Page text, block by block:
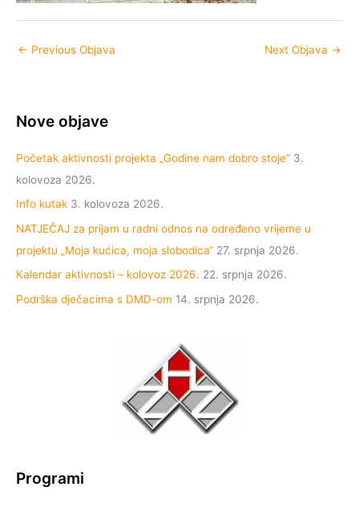
← Previous Objava Next Objava →
Nove objave
Početak aktivnosti projekta „Godine nam dobro stoje“ 3.
kolovoza 2026.
Info kutak 3. kolovoza 2026.
NATJEČAJ za prijam u radni odnos na određeno vrijeme u
projektu „Moja kućica, moja slobodica“ 27. srpnja 2026.
Kalendar aktivnosti – kolovoz 2026. 22. srpnja 2026.
Podrška dječacima s DMD-om 14. srpnja 2026.
Programi